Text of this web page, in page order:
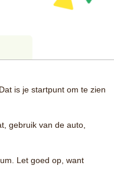
is je startpunt om te zien
gebruik van de auto,
Let goed op, want